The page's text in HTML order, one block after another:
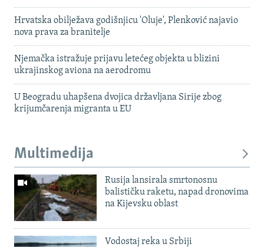
Hrvatska obilježava godišnjicu 'Oluje', Plenković najavio
nova prava za branitelje
Njemačka istražuje prijavu letećeg objekta u blizini
ukrajinskog aviona na aerodromu
U Beogradu uhapšena dvojica državljana Sirije zbog
krijumčarenja migranta u EU
Multimedija
Rusija lansirala smrtonosnu
balističku raketu, napad dronovima
na Kijevsku oblast
Vodostaj reka u Srbiji